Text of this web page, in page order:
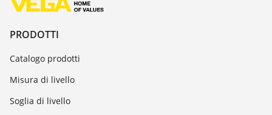
PRODOTTI
Catalogo prodotti
Misura di livello
Soglia di livello